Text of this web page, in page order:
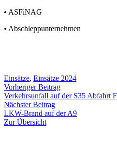
• ASFiNAG
• Abschleppunternehmen
Einsätze, Einsätze 2024
Beitragsnavigation
Vorheriger BeitragVorheriger
Beitrag:
Verkehrsunfall auf der S35 Abfahrt
Nächster BeitragNächster
Beitrag:
LKW-Brand auf der A9
Zur Übersicht